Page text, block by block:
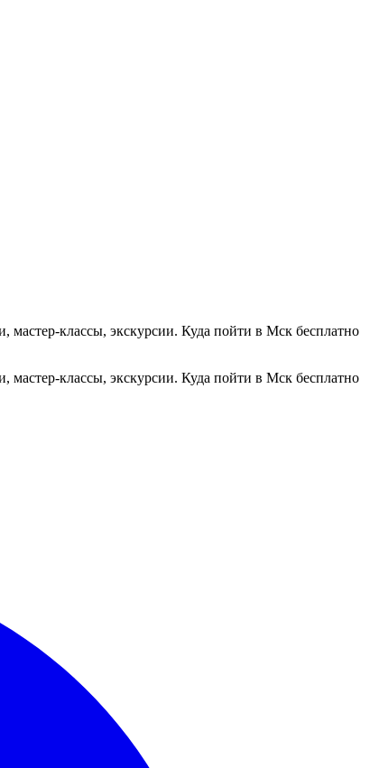
классы, экскурсии. Куда пойти в Мск бесплатно
классы, экскурсии. Куда пойти в Мск бесплатно